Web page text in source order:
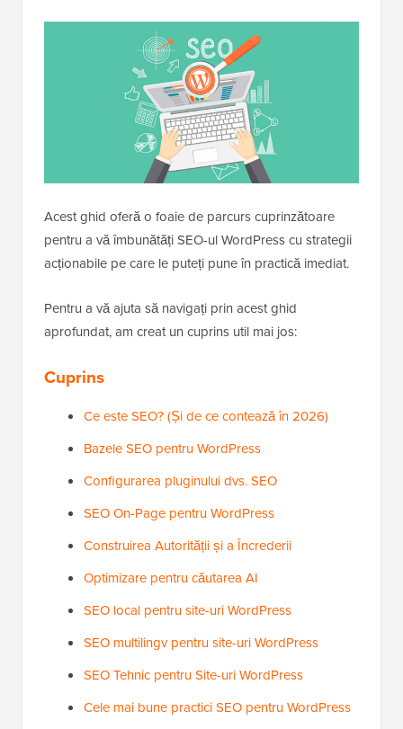
Acest ghid oferă o foaie de parcurs cuprinzătoare
pentru a vă îmbunătăți SEO-ul WordPress cu strategii
acționabile pe care le puteți pune în practică imediat.
Pentru a vă ajuta să navigați prin acest ghid
aprofundat, am creat un cuprins util mai jos:
Cuprins
Ce este SEO? (Și de ce contează în 2026)
Bazele SEO pentru WordPress
Configurarea pluginului dvs. SEO
SEO On-Page pentru WordPress
Construirea Autorității și a Încrederii
Optimizare pentru căutarea AI
SEO local pentru site-uri WordPress
SEO multilingv pentru site-uri WordPress
SEO Tehnic pentru Site-uri WordPress
Cele mai bune practici SEO pentru WordPress